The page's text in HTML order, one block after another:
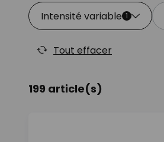
Intensité variable 1
Tout effacer
199 article(s)